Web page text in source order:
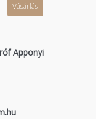
Vásárlás
Apponyi